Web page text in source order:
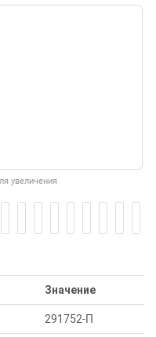
увеличения
Значение
291752-П